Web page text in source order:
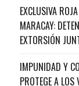
EXCLUSIVA
MARACAY:
EXTORSIÓN
IMPUNIDAD Y
PROTEGE A